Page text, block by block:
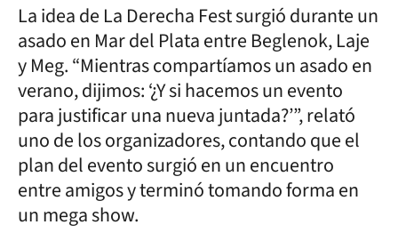
La idea de La Derecha Fest surgió durante un
asado en Mar del Plata entre Beglenok, Laje
y Meg. “Mientras compartíamos un asado en
verano, dijimos: ‘¿Y si hacemos un evento
para justificar una nueva juntada?’”, relató
uno de los organizadores, contando que el
plan del evento surgió en un encuentro
entre amigos y terminó tomando forma en
un mega show.